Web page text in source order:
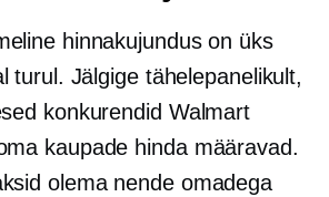
hinnakujundus on üks
turul. Jälgige tähelepanelikult,
konkurendid Walmart
kaupade hinda määravad.
olema nende omadega